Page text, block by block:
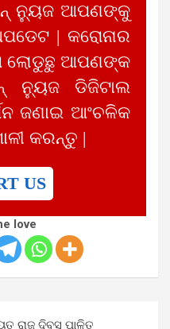
ନ୍ୟୁଜ ଆପଣଙ୍କୁ
| କରୋନାର
ଲୋଡୁଛୁ ଆପଣଙ୍କ
ନ୍ୟୁଜ ଡିଜିଟାଲ
ଜଣାଇ ଆଂଚଳିକ
କରନ୍ତୁ |
US
love
ରାଜ ଦିବସ ପାଳିତ